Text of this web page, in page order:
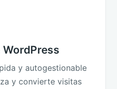
y autogestionable
y convierte visitas